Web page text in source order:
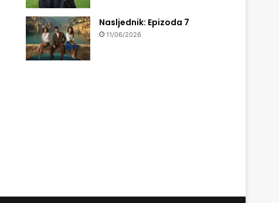
Nasljednik: Epizoda 7
11/06/2026